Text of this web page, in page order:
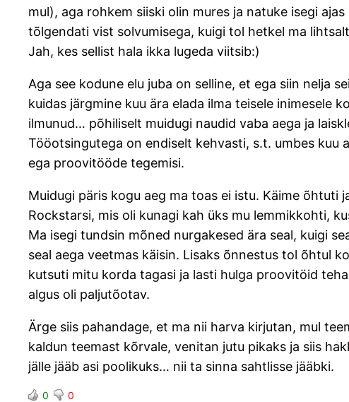
mul), aga rohkem siiski olin mures ja natuke isegi
tõlgendati vist solvumisega, kuigi tol hetkel ma
Jah, kes sellist hala ikka lugeda viitsib:)
Aga see kodune elu juba on selline, et ega siin nelja
kuidas järgmine kuu ära elada ilma teisele inimesele
ilmunud… põhiliselt muidugi naudid vaba aega ja
Tööotsingutega on endiselt kehvasti, s.t. umbes kuu
ega proovitööde tegemisi.
Muidugi päris kogu aeg ma toas ei istu. Käime
Rockstarsi, mis oli kunagi kah üks mu lemmikkohti,
Ma isegi tundsin mõned nurgakesed ära seal, kuigi
seal aega veetmas käisin. Lisaks õnnestus tol õhtul
kutsuti mitu korda tagasi ja lasti hulga proovitöid
algus oli paljutõotav.
Ärge siis pahandage, et ma nii harva kirjutan, mul
kaldun teemast kõrvale, venitan jutu pikaks ja siis
jälle jääb asi poolikuks… nii ta sinna sahtlisse jääbki.
0 0